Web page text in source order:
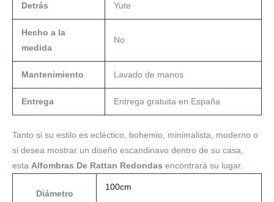
Detrás Yute
Hecho a la
medida
No
Mantenimiento Lavado de manos
Entrega Entrega gratuita en España
Tanto si su estilo es ecléctico, bohemio, minimalista, moderno o
si desea mostrar un diseño escandinavo dentro de su casa,
esta Alfombras De Rattan Redondas encontrará su lugar.
Diámetro
100cm